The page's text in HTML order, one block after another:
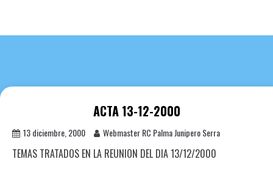
ACTA 13-12-2000
13 diciembre, 2000 Webmaster RC Palma Junipero Serra
TEMAS TRATADOS EN LA REUNION DEL DIA 13/12/2000